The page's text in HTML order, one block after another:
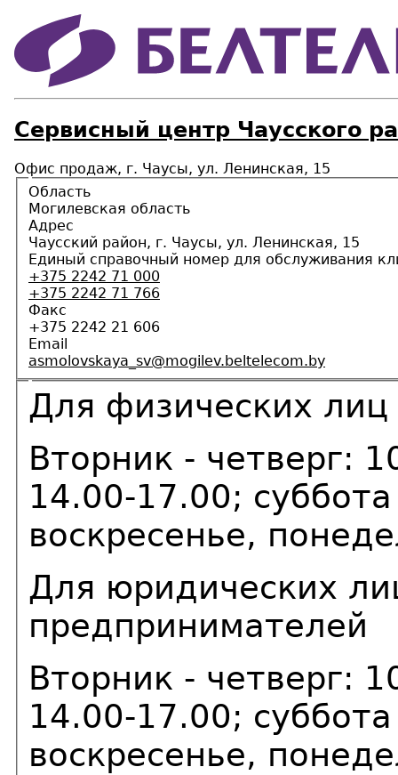
Сервисный центр Чаусского
Офис продаж, г. Чаусы, ул. Ленинская, 15
Область
Могилевская область
Адрес
Чаусский район, г. Чаусы, ул. Ленинская, 15
Единый справочный номер для обслуживания
+375 2242 71 000
+375 2242 71 766
Факс
+375 2242 21 606
Email
asmolovskaya_sv@mogilev.beltelecom.by
Для физических лиц
Вторник - четверг:
14.00-17.00;
воскресенье,
Для юридических
предпринимателей
Вторник - четверг:
14.00-17.00;
воскресенье,